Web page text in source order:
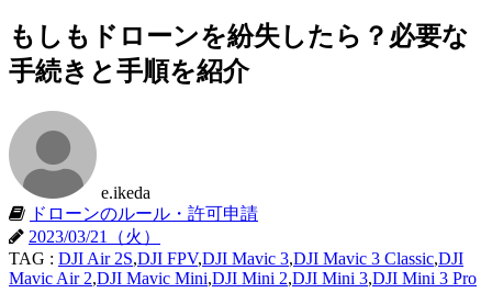
もしもドローンを紛失したら？必要な
手続きと手順を紹介
e.ikeda
ドローンのルール・許可申請
2023/03/21（火）
TAG : DJI Air 2S,DJI FPV,DJI Mavic 3,DJI Mavic 3 Classic,DJI
Mavic Air 2,DJI Mavic Mini,DJI Mini 2,DJI Mini 3,DJI Mini 3 Pro